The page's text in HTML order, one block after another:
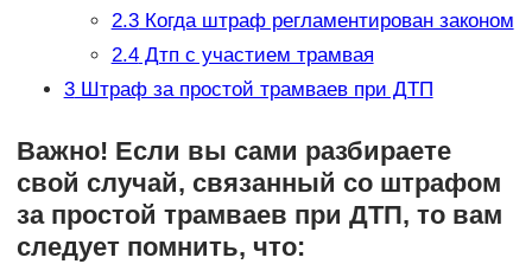
2.3Когда штраф регламентирован законом
2.4Дтп с участием трамвая
3Штраф за простой трамваев при ДТП
Важно! Если вы сами разбираете
свой случай, связанный со штрафом
за простой трамваев при ДТП, то вам
следует помнить, что: